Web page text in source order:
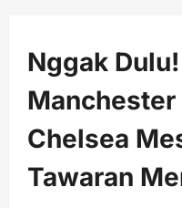
Nggak
Manchester
Chelsea
Tawaran